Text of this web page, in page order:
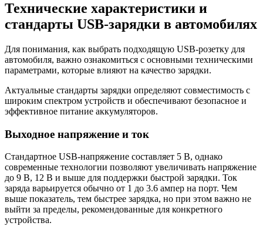
Технические характеристики и
стандарты USB-зарядки в автомобилях
Для понимания, как выбрать подходящую USB-розетку для
автомобиля, важно ознакомиться с основными техническими
параметрами, которые влияют на качество зарядки.
Актуальные стандарты зарядки определяют совместимость с
широким спектром устройств и обеспечивают безопасное и
эффективное питание аккумуляторов.
Выходное напряжение и ток
Стандартное USB-напряжение составляет 5 В, однако
современные технологии позволяют увеличивать напряжение
до 9 В, 12 В и выше для поддержки быстрой зарядки. Ток
заряда варьируется обычно от 1 до 3.6 ампер на порт. Чем
выше показатель, тем быстрее зарядка, но при этом важно не
выйти за пределы, рекомендованные для конкретного
устройства.